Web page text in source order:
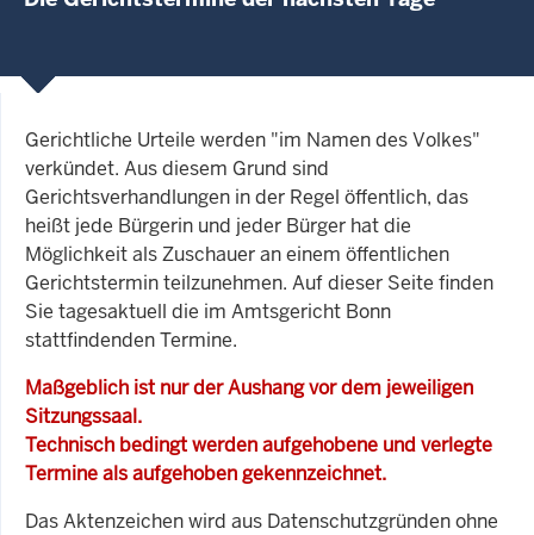
Gerichtliche Urteile werden "im Namen des Volkes"
verkündet. Aus diesem Grund sind
Gerichtsverhandlungen in der Regel öffentlich, das
heißt jede Bürgerin und jeder Bürger hat die
Möglichkeit als Zuschauer an einem öffentlichen
Gerichtstermin teilzunehmen. Auf dieser Seite finden
Sie tagesaktuell die im Amtsgericht Bonn
stattfindenden Termine.
Maßgeblich ist nur der Aushang vor dem jeweiligen
Sitzungssaal.
Technisch bedingt werden aufgehobene und verlegte
Termine als aufgehoben gekennzeichnet.
Das Aktenzeichen wird aus Datenschutzgründen ohne